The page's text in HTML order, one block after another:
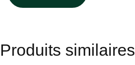
Produits similaires